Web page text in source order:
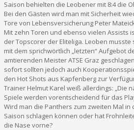
Saison behielten die Leobener mit 8:4 die
Bei den Gästen wird man mit Sicherheit
Tore von Lebensversicherung Peter
Mit zehn Toren und ebenso vielen Assists
der Topscorer der Eliteliga. Leoben musste
mit dem sprichwörtlich „letzten“ Aufgebot
amtierenden Meister ATSE Graz
sofort sollten jedoch auch
den Hot Shots aus Kapfenberg zur
Trainer Helmut Karel weiß allerdings: „Die
Spiele werden vorentscheidend für das
Wird man die Panthers zum zweiten Mal in
Saison schlagen können oder hat
die Nase vorne?